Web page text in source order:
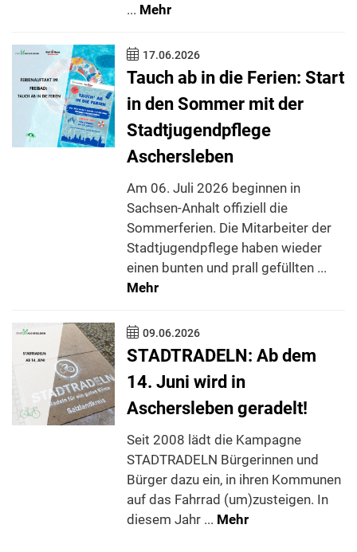
... Mehr
17.06.2026
Tauch ab in die Ferien: Start
in den Sommer mit der
Stadtjugendpflege
Aschersleben
Am 06. Juli 2026 beginnen in
Sachsen-Anhalt offiziell die
Sommerferien. Die Mitarbeiter der
Stadtjugendpflege haben wieder
einen bunten und prall gefüllten ...
Mehr
09.06.2026
STADTRADELN: Ab dem
14. Juni wird in
Aschersleben geradelt!
Seit 2008 lädt die Kampagne
STADTRADELN Bürgerinnen und
Bürger dazu ein, in ihren Kommunen
auf das Fahrrad (um)zusteigen. In
diesem Jahr ... Mehr